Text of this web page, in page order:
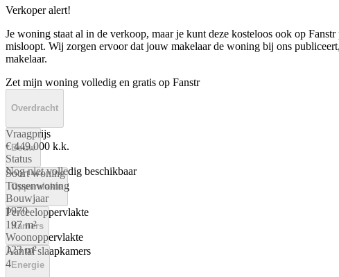
Verkoper alert!
Je woning staat al in de verkoop, maar je kunt deze kosteloos ook op
misloopt. Wij zorgen ervoor dat jouw makelaar de woning bij ons
makelaar.
Zet mijn woning volledig en gratis op Fanstr
Overdracht
Vraagprijs
€ 449.000 k.k.
Status
Nog niet volledig beschikbaar
Bouw
Soort woning
Tussenwoning
Bouwjaar
1970
Oppervlakte
Perceeloppervlakte
197 m²
Woonoppervlakte
123 m²
Kamers
Aantal slaapkamers
4 Energie